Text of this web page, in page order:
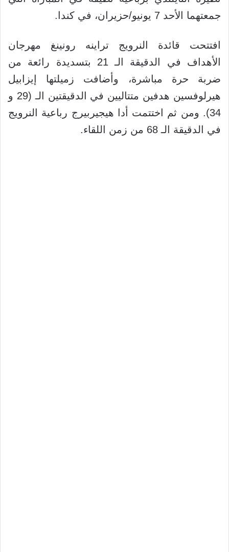
جمعتهما الأحد 7 يونيو/حزيران، في كندا.
افتتحت قائدة النرويج تراينه رونينغ مهرجان
الأهداف في الدقيقة الـ 21 بتسديدة رائعة من
ضربة حرة مباشرة، وأضافت زميلتها إيزابيل
هيرلوفسين هدفين متتاليين في الدقيقتين الـ (29 و
34). ومن ثم اختتمت أدا هيجيربيرج رباعية النرويج
في الدقيقة الـ 68 من زمن اللقاء.